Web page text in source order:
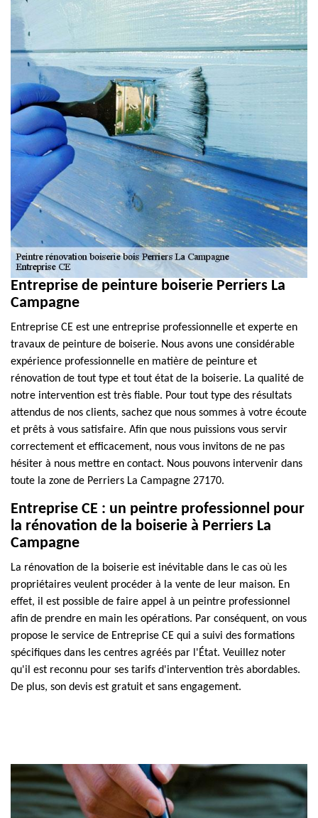
Entreprise de peinture boiserie Perriers La
Campagne
Entreprise CE est une entreprise professionnelle et experte en
travaux de peinture de boiserie. Nous avons une considérable
expérience professionnelle en matière de peinture et
rénovation de tout type et tout état de la boiserie. La qualité de
notre intervention est très fiable. Pour tout type des résultats
attendus de nos clients, sachez que nous sommes à votre écoute
et prêts à vous satisfaire. Afin que nous puissions vous servir
correctement et efficacement, nous vous invitons de ne pas
hésiter à nous mettre en contact. Nous pouvons intervenir dans
toute la zone de Perriers La Campagne 27170.
Entreprise CE : un peintre professionnel pour
la rénovation de la boiserie à Perriers La
Campagne
La rénovation de la boiserie est inévitable dans le cas où les
propriétaires veulent procéder à la vente de leur maison. En
effet, il est possible de faire appel à un peintre professionnel
afin de prendre en main les opérations. Par conséquent, on vous
propose le service de Entreprise CE qui a suivi des formations
spécifiques dans les centres agréés par l'État. Veuillez noter
qu'il est reconnu pour ses tarifs d'intervention très abordables.
De plus, son devis est gratuit et sans engagement.